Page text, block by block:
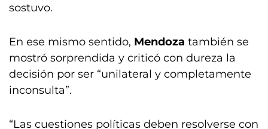
sostuvo.
En ese mismo sentido, Mendoza también se
mostró sorprendida y criticó con dureza la
decisión por ser “unilateral y completamente
inconsulta”.
“Las cuestiones políticas deben resolverse con